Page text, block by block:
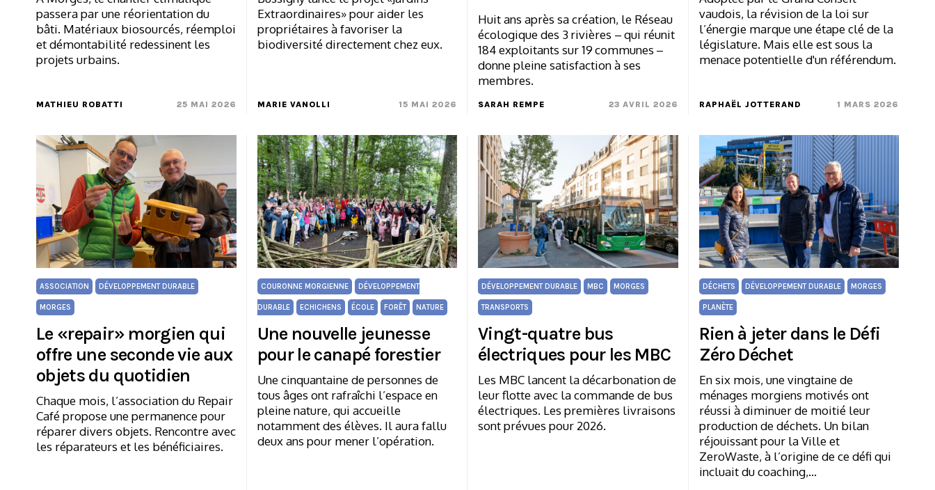
passera par une réorientation du
bâti. Matériaux biosourcés, réemploi
et démontabilité redessinent les
projets urbains.
MATHIEU ROBATTI 25 MAI 2026
Extraordinaires» pour aider les
propriétaires à favoriser la
biodiversité directement chez eux.
MARIE VANOLLI 15 MAI 2026
Huit ans après sa création, le Réseau
écologique des 3 rivières – qui réunit
184 exploitants sur 19 communes –
donne pleine satisfaction à ses
membres.
SARAH REMPE 23 AVRIL 2026
vaudois, la révision de la loi sur
l’énergie marque une étape clé de la
législature. Mais elle est sous la
menace potentielle d'un référendum.
RAPHAËL JOTTERAND 1 MARS 2026
ASSOCIATION DÉVELOPPEMENT DURABLE
MORGES
Le «repair» morgien qui
offre une seconde vie aux
objets du quotidien
Chaque mois, l’association du Repair
Café propose une permanence pour
réparer divers objets. Rencontre avec
les réparateurs et les bénéficiaires.
COURONNE MORGIENNE DÉVELOPPEMENT
DURABLE ECHICHENS ÉCOLE FORÊT NATURE
Une nouvelle jeunesse
pour le canapé forestier
Une cinquantaine de personnes de
tous âges ont rafraîchi l’espace en
pleine nature, qui accueille
notamment des élèves. Il aura fallu
deux ans pour mener l’opération.
DÉVELOPPEMENT DURABLE MBC MORGES
TRANSPORTS
Vingt-quatre bus
électriques pour les MBC
Les MBC lancent la décarbonation de
leur flotte avec la commande de bus
électriques. Les premières livraisons
sont prévues pour 2026.
DÉCHETS DÉVELOPPEMENT DURABLE MORGES
PLANÈTE
Rien à jeter dans le Défi
Zéro Déchet
En six mois, une vingtaine de
ménages morgiens motivés ont
réussi à diminuer de moitié leur
production de déchets. Un bilan
réjouissant pour la Ville et
ZeroWaste, à l’origine de ce défi qui
incluait du coaching,…